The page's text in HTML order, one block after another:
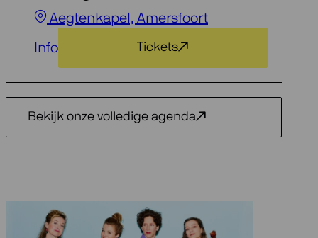
Aegtenkapel, Amersfoort
Info Tickets
Bekijk onze volledige agenda